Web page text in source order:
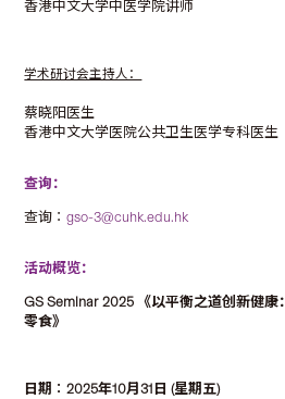
香港中文大学中医学院讲师
学术研讨会主持人：
蔡晓阳医生
香港中文大学医院公共卫生医学专科医生
查询：
查询︰gso-3@cuhk.edu.hk
活动概览：
GS Seminar 2025 《以平衡之道创新健
零食》
日期︰2025年10月31日 (星期五)